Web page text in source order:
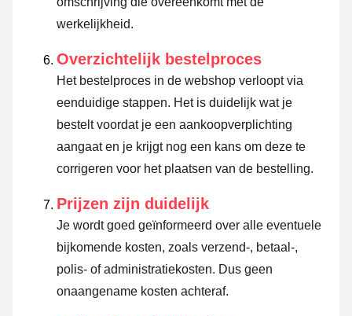
werkelijkheid.
Overzichtelijk bestelproces
Het bestelproces in de webshop verloopt via
eenduidige stappen. Het is duidelijk wat je
bestelt voordat je een aankoopverplichting
aangaat en je krijgt nog een kans om deze te
corrigeren voor het plaatsen van de bestelling.
Prijzen zijn duidelijk
Je wordt goed geïnformeerd over alle eventuele
bijkomende kosten, zoals verzend-, betaal-,
polis- of administratiekosten. Dus geen
onaangename kosten achteraf.